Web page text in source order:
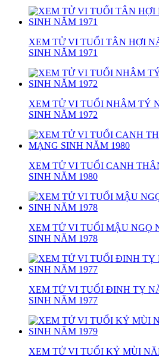
XEM TỬ VI TUỔI TÂN HỢI
SINH NĂM 1971
XEM TỬ VI TUỔI NHÂM TÝ
SINH NĂM 1972
XEM TỬ VI TUỔI CANH
SINH NĂM 1980
XEM TỬ VI TUỔI MẬU NGỌ
SINH NĂM 1978
XEM TỬ VI TUỔI ĐINH TỴ
SINH NĂM 1977
XEM TỬ VI TUỔI KỶ MÙI